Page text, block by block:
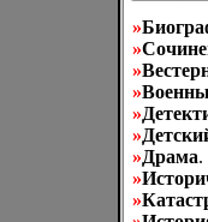
»
»
»
»
»
»
»Драма.
»
»